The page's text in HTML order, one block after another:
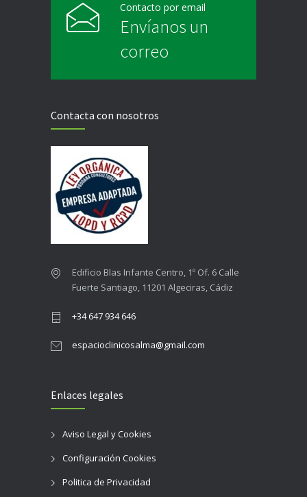
Contacto por email
Envíanos un
correo
Contacta con nosotros
Edificio Blas Infante Centro, 1º Of. 6 Calle
Fuerte Santiago, 11201 Algeciras, Cádiz
+34 647 934 646
espacioclinicosalma@gmail.com
Enlaces legales
Aviso Legal y Cookies
Configuración Cookies
Politica de Privacidad